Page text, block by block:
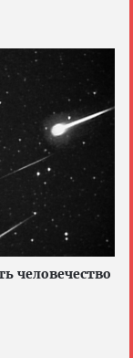
человечество